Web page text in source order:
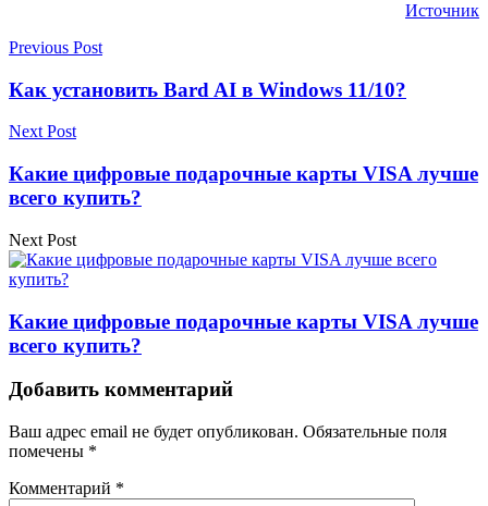
Источник
Previous Post
Как установить Bard AI в Windows 11/10?
Next Post
Какие цифровые подарочные карты VISA лучше
всего купить?
Next Post
Какие цифровые подарочные карты VISA лучше
всего купить?
Добавить комментарий
Ваш адрес email не будет опубликован. Обязательные поля
помечены *
Комментарий *